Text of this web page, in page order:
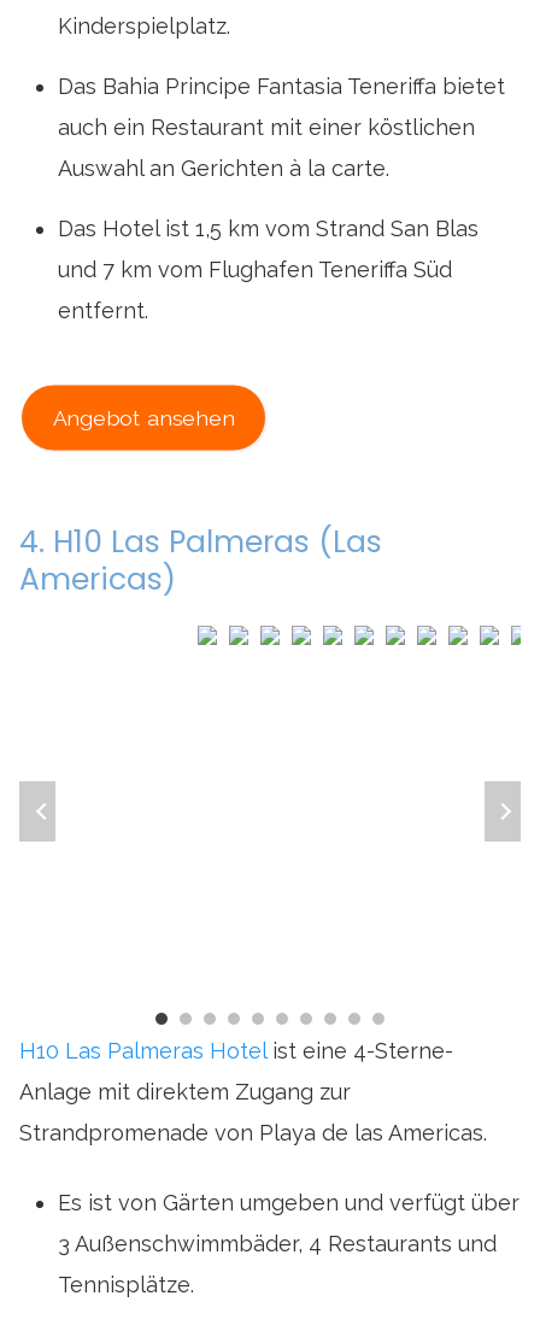
Kinderspielplatz.
Das Bahia Principe Fantasia Teneriffa bietet
auch ein Restaurant mit einer köstlichen
Auswahl an Gerichten à la carte.
Das Hotel ist 1,5 km vom Strand San Blas
und 7 km vom Flughafen Teneriffa Süd
entfernt.
Angebot ansehen
4. H10 Las Palmeras (Las
Americas)
H10 Las Palmeras Hotelist eine 4-Sterne-
Anlage mit direktem Zugang zur
Strandpromenade von Playa de las Americas.
Es ist von Gärten umgeben und verfügt über
3 Außenschwimmbäder, 4 Restaurants und
Tennisplätze.